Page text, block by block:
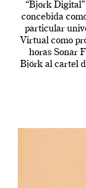
“Bjork
concebida
particular
Virtual como
horas Sonar
Björk al cartel
en una de